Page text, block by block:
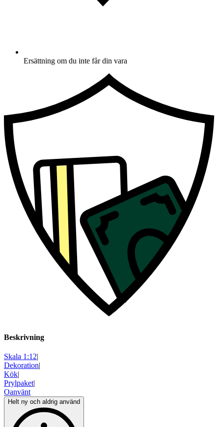
Ersättning om du inte får din vara
Beskrivning
Skala 1:12|
Dekoration|
Kök|
Prylpaket|
Oanvänt
Helt ny och aldrig använd